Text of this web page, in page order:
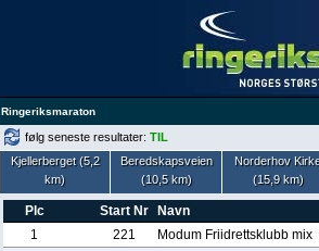
Ringeriksmaraton
følg seneste resultater: TIL
Kjellerberget (5,2
km)
Beredskapsveien
(10,5 km)
Norderhov
(15,9 km)
Plc Start Nr
Navn
1
221
Modum Friidrettsklubb mix